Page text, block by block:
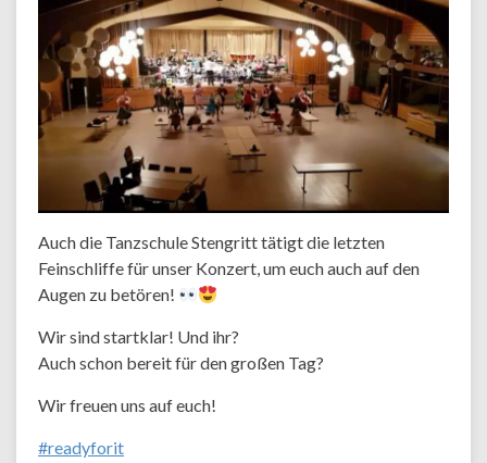
Auch die Tanzschule Stengritt tätigt die letzten
Feinschliffe für unser Konzert, um euch auch auf den
Augen zu betören!
Wir sind startklar! Und ihr?
Auch schon bereit für den großen Tag?
Wir freuen uns auf euch!
#readyforit